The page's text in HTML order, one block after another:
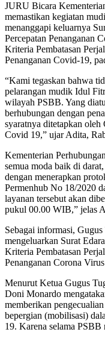
JURU Bicara
memastikan kegiatan
menanggapi keluarnya
Percepatan Penanganan
Kriteria Pembatasan
Penanganan Covid-19,
“Kami tegaskan bahwa
pelarangan mudik Idul
wilayah PSBB. Yang
berhubungan dengan
syaratnya ditetapkan oleh
Covid 19,” ujar Adita,
Kementerian
semua moda baik di
dengan menerapkan
Permenhub No 18/2020
layanan tersebut akan
pukul 00.00 WIB,” jelas
Sebagai informasi,
mengeluarkan Surat
Kriteria Pembatasan
Penanganan Corona
Menurut Ketua Gugus
Doni Monardo
memberikan
bepergian (mobilisasi)
19. Karena selama PSBB